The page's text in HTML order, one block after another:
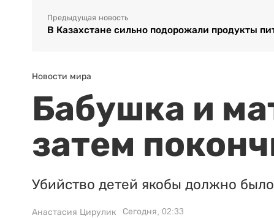
Предыдущая новость
В Казахстане сильно подорожали продукты
Новости мира
Бабушка и
затем
Убийство детей якобы должно
Анастасия Цирулик Сегодня, 02:33